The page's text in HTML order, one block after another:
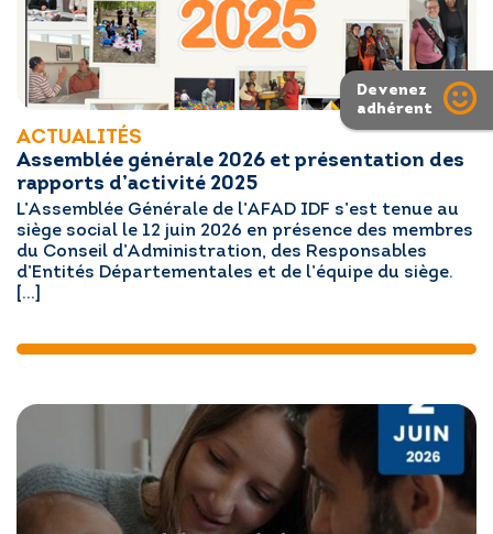
ACTUALITÉS
Assemblée générale 2026 et présentation des
rapports d’activité 2025
L’Assemblée Générale de l’AFAD IDF s’est tenue au
siège social le 12 juin 2026 en présence des membres
du Conseil d’Administration, des Responsables
d’Entités Départementales et de l’équipe du siège.
[…]
Devenez
adhérent